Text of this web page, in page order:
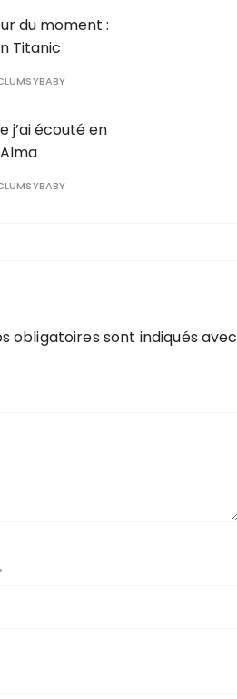
du moment :
Titanic
j’ai écouté en
obligatoires sont indiqués avec